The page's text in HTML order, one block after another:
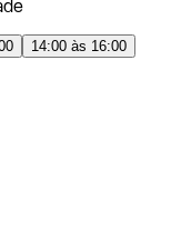
14:00 às 16:00